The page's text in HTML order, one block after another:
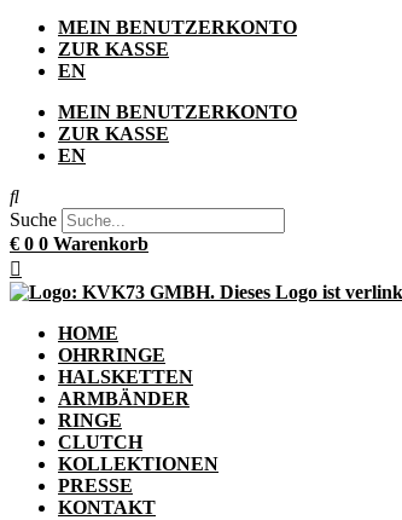
MEIN BENUTZERKONTO
ZUR KASSE
EN
MEIN BENUTZERKONTO
ZUR KASSE
EN
Suche
€ 0 0 Warenkorb
HOME
OHRRINGE
HALSKETTEN
ARMBÄNDER
RINGE
CLUTCH
KOLLEKTIONEN
PRESSE
KONTAKT